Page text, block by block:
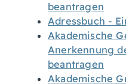
beantragen
Adressbuch -
Akademische
Anerkennung
beantragen
Akademische